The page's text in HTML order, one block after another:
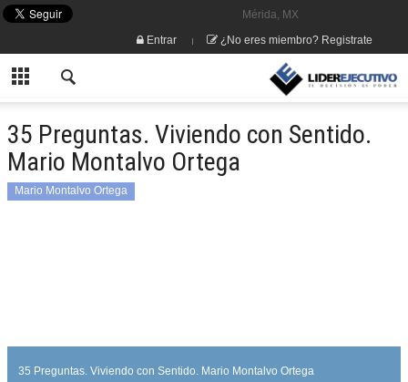
Mérida, MX
Entrar
¿No eres miembro? Registrate
35 Preguntas. Viviendo con Sentido.
Mario Montalvo Ortega
Mario Montalvo Ortega
35 Preguntas. Viviendo con Sentido. Mario Montalvo Ortega